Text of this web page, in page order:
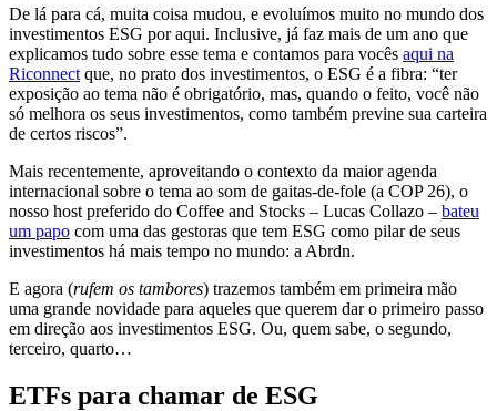
De lá para cá, muita coisa mudou, e evoluímos muito no mundo dos
investimentos ESG por aqui. Inclusive, já faz mais de um ano que
explicamos tudo sobre esse tema e contamos para vocês aqui na
Riconnect que, no prato dos investimentos, o ESG é a fibra: “ter
exposição ao tema não é obrigatório, mas, quando o feito, você não
só melhora os seus investimentos, como também previne sua carteira
de certos riscos”.
Mais recentemente, aproveitando o contexto da maior agenda
internacional sobre o tema ao som de gaitas-de-fole (a COP 26), o
nosso host preferido do Coffee and Stocks – Lucas Collazo – bateu
um papo com uma das gestoras que tem ESG como pilar de seus
investimentos há mais tempo no mundo: a Abrdn.
E agora (rufem os tambores) trazemos também em primeira mão
uma grande novidade para aqueles que querem dar o primeiro passo
em direção aos investimentos ESG. Ou, quem sabe, o segundo,
terceiro, quarto…
ETFs para chamar de ESG